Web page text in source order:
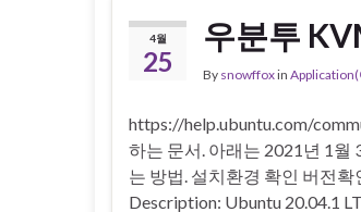
4월
25
우분투
By snowffoxin
https://help.ubuntu.com/
하는 문서. 아래는 2021년 1월
는 방법. 설치환경 확인 버전
Description: Ubuntu 20.04.1